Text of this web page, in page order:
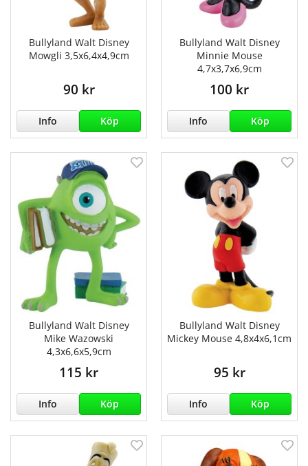
Bullyland Walt Disney
Mowgli 3,5x6,4x4,9cm
90 kr
Info Köp
Bullyland Walt Disney
Minnie Mouse
4,7x3,7x6,9cm
100 kr
Info Köp
Bullyland Walt Disney
Mike Wazowski
4,3x6,6x5,9cm
115 kr
Info Köp
Bullyland Walt Disney
Mickey Mouse 4,8x4x6,1cm
95 kr
Info Köp